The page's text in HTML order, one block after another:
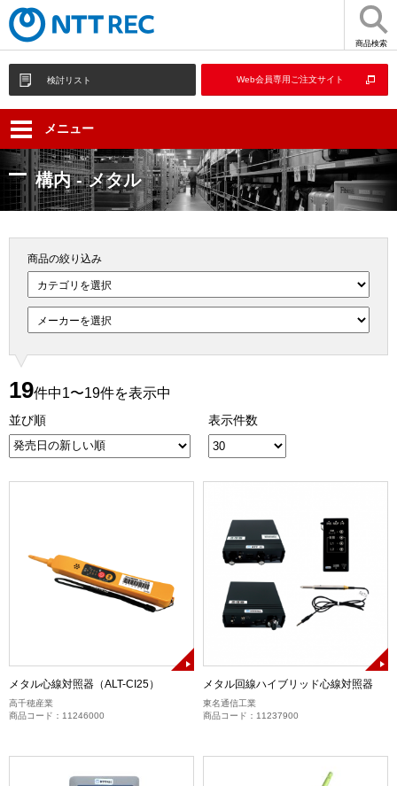
商品検索
検討リスト Web会員専用ご注文サイト
メニュー
構内 - メタル
商品の絞り込み
19件中1〜19件を表示中
並び順 表示件数
メタル心線対照器（ALT-CI25）
高千穂産業
商品コード：11246000
メタル回線ハイブリッド心線対照器
東名通信工業
商品コード：11237900